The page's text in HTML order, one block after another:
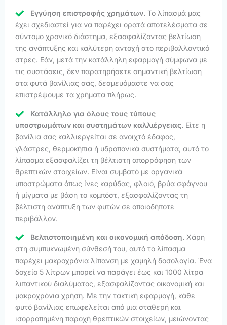
Εγγύηση επιστροφής χρημάτων. Το λίπασμά μας
έχει σχεδιαστεί για να παρέχει ορατά αποτελέσματα σε
σύντομο χρονικό διάστημα, εξασφαλίζοντας βελτίωση
της ανάπτυξης και καλύτερη αντοχή στο περιβαλλοντικό
στρες. Εάν, μετά την κατάλληλη εφαρμογή σύμφωνα με
τις συστάσεις, δεν παρατηρήσετε σημαντική βελτίωση
στα φυτά βανίλιας σας, δεσμευόμαστε να σας
επιστρέψουμε τα χρήματα πλήρως.
Κατάλληλο για όλους τους τύπους
υποστρωμάτων και συστημάτων καλλιέργειας. Είτε η
βανίλια σας καλλιεργείται σε ανοιχτό έδαφος,
γλάστρες, θερμοκήπια ή υδροπονικά συστήματα, αυτό το
λίπασμα εξασφαλίζει τη βέλτιστη απορρόφηση των
θρεπτικών στοιχείων. Είναι συμβατό με οργανικά
υποστρώματα όπως ίνες καρύδας, φλοιό, βρύα σφάγνου
ή μίγματα με βάση το κομπόστ, εξασφαλίζοντας τη
βέλτιστη ανάπτυξη των φυτών σε οποιοδήποτε
περιβάλλον.
Βελτιστοποιημένη και οικονομική απόδοση. Χάρη
στη συμπυκνωμένη σύνθεσή του, αυτό το λίπασμα
παρέχει μακροχρόνια λίπανση με χαμηλή δοσολογία. Ένα
δοχείο 5 λίτρων μπορεί να παράγει έως και 1000 λίτρα
λιπαντικού διαλύματος, εξασφαλίζοντας οικονομική και
μακροχρόνια χρήση. Με την τακτική εφαρμογή, κάθε
φυτό βανίλιας επωφελείται από μια σταθερή και
ισορροπημένη παροχή θρεπτικών στοιχείων, μειώνοντας